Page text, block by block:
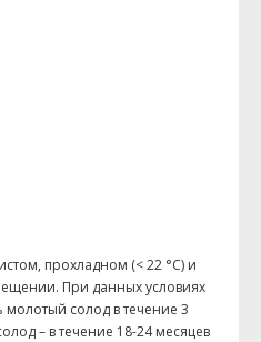
прохладном (< 22 °C) и
При данных условиях
молотый солод в течение 3
– в течение 18-24 месяцев